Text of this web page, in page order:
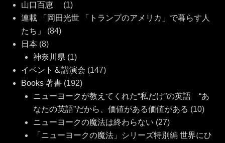
山口百恵
(1)
連載 「岡田光世 「トランプのアメリカ」で暮らす人
たち」
(84)
日本 (8)
神奈川県(1)
イベント＆講演会 (147)
Books 著書(192)
ニューヨークが教えてくれた“私だけ”の英語 “あ
なたの英語”だから、価値がある価値がある (10)
ニューヨークの魔法は終わらない (27)
「ニューヨークの魔法」シリーズ特別編 世界にひ